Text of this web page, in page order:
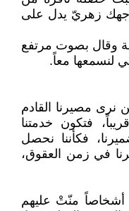
زهريّ يدل على
وقال بصوت مرتفع
لنسمعها معاً.
نرى مصيرنا القادم
فتكون خدمتنا
فكأننا نحصل
في زمن العقوق،
أشخاصاً منّتْ عليهم